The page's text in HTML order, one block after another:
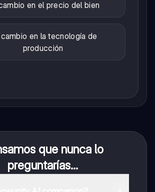
en el precio del bien
en la tecnología de
producción
que nunca lo
preguntarías...